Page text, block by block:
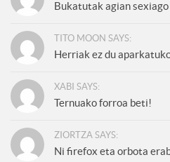
Bukatutak agian sexiago
TITO MOON SAYS:
Herriak ez du
XABI SAYS:
Ternuako forroa beti!
ZIORTZA SAYS:
Ni firefox eta orbota